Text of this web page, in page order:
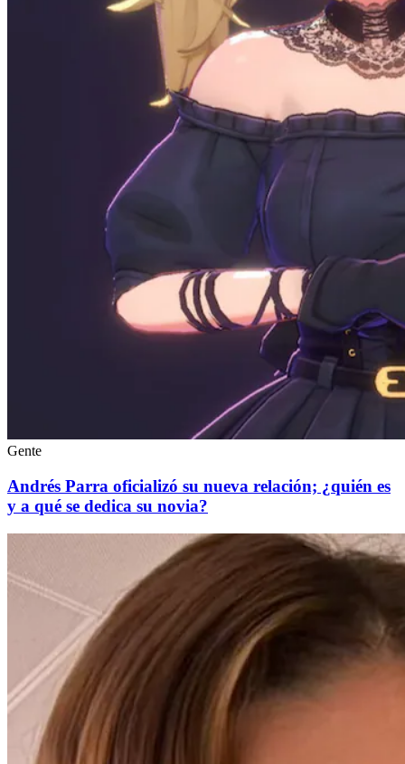
Gente
Andrés Parra oficializó su nueva relación; ¿quién es
y a qué se dedica su novia?